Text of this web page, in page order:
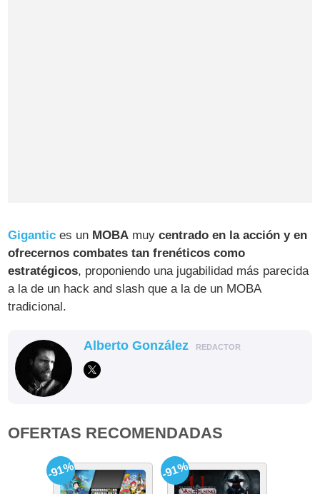
Gigantic es un MOBA muycentrado en la acción y en
ofrecernos combates tan frenéticos como
estratégicos, proponiendo una jugabilidad más parecida
a la de un hack and slash que a la de un MOBA
tradicional.
Alberto González REDACTOR
OFERTAS RECOMENDADAS
-91% -91%